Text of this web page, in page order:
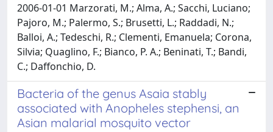
2006-01-01 Marzorati, M.; Alma, A.; Sacchi, Luciano;
Pajoro, M.; Palermo, S.; Brusetti, L.; Raddadi, N.;
Balloi, A.; Tedeschi, R.; Clementi, Emanuela; Corona,
Silvia; Quaglino, F.; Bianco, P. A.; Beninati, T.; Bandi,
C.; Daffonchio, D.
Bacteria of the genus Asaia stably
associated with Anopheles stephensi, an
Asian malarial mosquito vector